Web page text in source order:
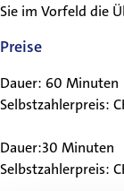
Sie im Vorfeld die
Preise
Dauer: 60 Minuten
Selbstzahlerpreis:
Dauer:30 Minuten
Selbstzahlerpreis: